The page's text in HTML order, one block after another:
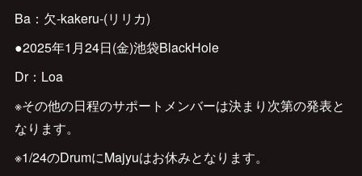
Ba：欠-kakeru-(リリカ)
●2025年1月24日(金)池袋BlackHole
Dr：Loa
※その他の日程のサポートメンバーは決まり次第の発表と
なります。
※1/24のDrumにMajyuはお休みとなります。